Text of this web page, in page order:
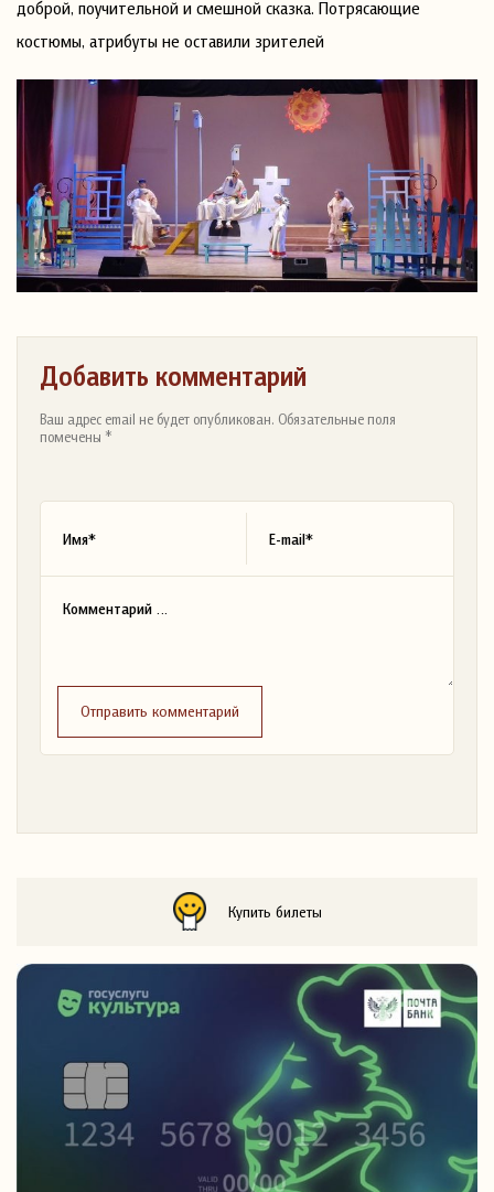
доброй, поучительной и смешной сказка. Потрясающие
костюмы, атрибуты не оставили зрителей
Добавить комментарий
Ваш адрес email не будет опубликован. Обязательные поля
помечены *
Отправить комментарий
Купить билеты